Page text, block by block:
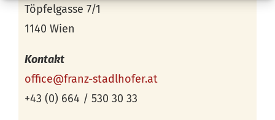
Töpfelgasse 7/1
1140 Wien
Kontakt
office@franz-stadlhofer.at
+43 (0) 664 / 530 30 33